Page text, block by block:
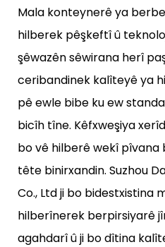
Mala konteynerê ya
hilberek pêşkeftî û
şêwazên sêwirana herî
ceribandinek kalîteyê ya
pê ewle bibe ku ew
bicîh tîne. Kêfxweşiya
bo vê hilberê wekî pîvana
tête binirxandin. Suzhou
Co., Ltd ji bo bidestxistina
hilberînerek berpirsiyarê
agahdarî û ji bo dîtina